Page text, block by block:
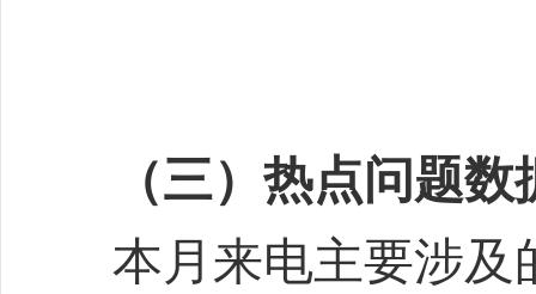
（三）热点问题数
本月来电主要涉及